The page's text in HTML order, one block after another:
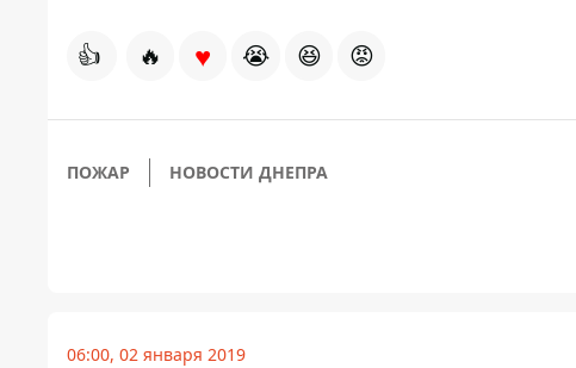
👍 🔥 ♥ 😭 😆 😡
ПОЖАР НОВОСТИ ДНЕПРА
06:00, 02 января 2019